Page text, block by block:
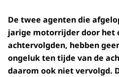
De twee agenten die
jarige motorrijder door het
achtervolgden, hebben
ongeluk ten tijde van de
daarom ook niet vervolgd.